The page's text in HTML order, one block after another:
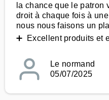
la chance que le patron
droit à chaque fois à
nous nous faisons un
➕ Excellent produits et
Le normand
05/07/2025